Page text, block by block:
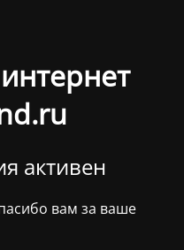
активен
вам за ваше